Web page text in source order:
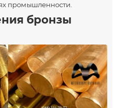
промышленности.
бронзы